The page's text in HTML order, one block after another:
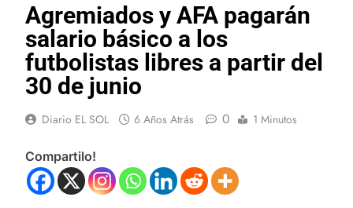
Agremiados y AFA pagarán
salario básico a los
futbolistas libres a partir del
30 de junio
Diario EL SOL 6 Años Atrás 0 1 Minutos
Compartilo!